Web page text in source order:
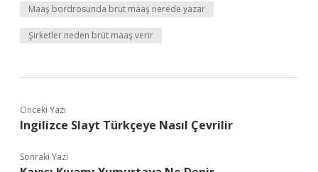
Maaş bordrosunda brüt maaş nerede yazar
Şirketler neden brüt maaş verir
Önceki Yazı
Ingilizce Slayt Türkçeye Nasıl Çevrilir
Sonraki Yazı